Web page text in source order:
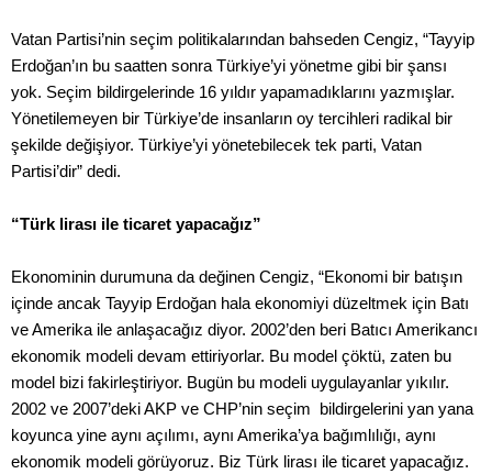
Vatan Partisi’nin seçim politikalarından bahseden Cengiz, “Tayyip
Erdoğan’ın bu saatten sonra Türkiye’yi yönetme gibi bir şansı
yok. Seçim bildirgelerinde 16 yıldır yapamadıklarını yazmışlar.
Yönetilemeyen bir Türkiye’de insanların oy tercihleri radikal bir
şekilde değişiyor. Türkiye’yi yönetebilecek tek parti, Vatan
Partisi’dir” dedi.
“Türk lirası ile ticaret yapacağız”
Ekonominin durumuna da değinen Cengiz, “Ekonomi bir batışın
içinde ancak Tayyip Erdoğan hala ekonomiyi düzeltmek için Batı
ve Amerika ile anlaşacağız diyor. 2002’den beri Batıcı Amerikancı
ekonomik modeli devam ettiriyorlar. Bu model çöktü, zaten bu
model bizi fakirleştiriyor. Bugün bu modeli uygulayanlar yıkılır.
2002 ve 2007’deki AKP ve CHP’nin seçim bildirgelerini yan yana
koyunca yine aynı açılımı, aynı Amerika’ya bağımlılığı, aynı
ekonomik modeli görüyoruz. Biz Türk lirası ile ticaret yapacağız.